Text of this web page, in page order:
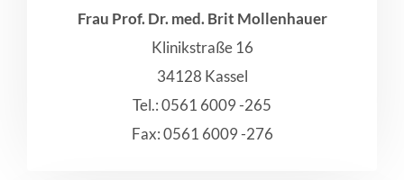
Frau Prof. Dr. med. Brit Mollenhauer
Klinikstraße 16
34128 Kassel
Tel.: 0561 6009 -265
Fax: 0561 6009 -276